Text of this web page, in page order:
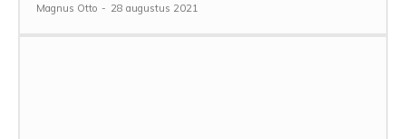
Magnus Otto - 28 augustus 2021